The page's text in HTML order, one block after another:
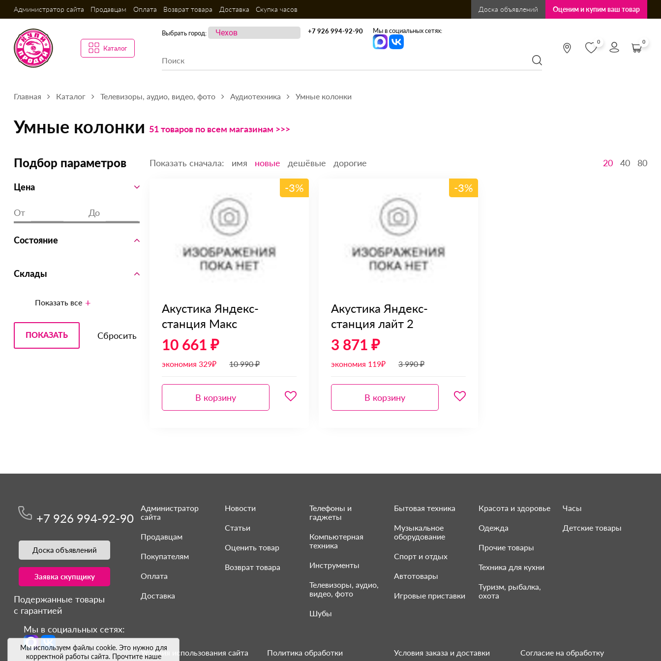
Администратор сайта Продавцам Оплата Возврат товара Доставка Скупка часов Доска объявлений Оценим и купим ваш товар
Каталог
Выбрать город: +7 926 994-92-90 Мы в социальных сетях:
0 0
Главная Каталог Телевизоры, аудио, видео, фото Аудиотехника Умные колонки
Умные колонки 51 товаров по всем магазинам >>>
Подбор параметров
Цена
От До
Состояние
Склады
Показать все
Показать сначала: имя новые дешёвые дорогие 20 40 80
-3%
Акустика Яндекс-
станция Макс
10 661 ₽
экономия 329₽ 10 990 ₽
В корзину
-3%
Акустика Яндекс-
станция лайт 2
3 871 ₽
экономия 119₽ 3 990 ₽
В корзину
Мы используем файлы cookie. Это нужно для
корректной работы сайта. Прочтите наше
+7 926 994-92-90
Доска объявлений
Заявка скупщику
Подержанные товары
с гарантией
Мы в социальных сетях:
Администратор
сайта
Продавцам
Покупателям
Оплата
Доставка
Новости
Статьи
Оценить товар
Возврат товара
Телефоны и
гаджеты
Компьютерная
техника
Инструменты
Телевизоры, аудио,
видео, фото
Шубы
Бытовая техника
Музыкальное
оборудование
Спорт и отдых
Автотовары
Игровые приставки
Красота и здоровье
Одежда
Прочие товары
Техника для кухни
Туризм, рыбалка,
охота
Часы
Детские товары
Условия использования сайта
Политика обработки
Условия заказа и доставки
Согласие на обработку